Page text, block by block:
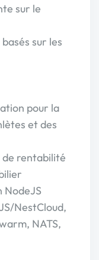
sur le
sur les
pour la
et des
de rentabilité
NodeJS
NestCloud,
NATS,